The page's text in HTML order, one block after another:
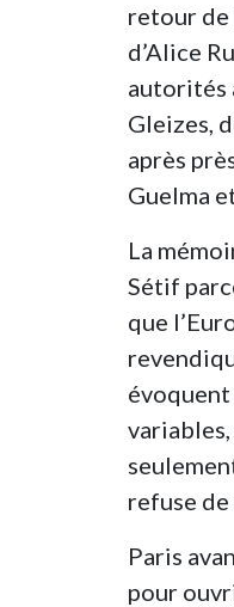
retour de
d’Alice
autorités
Gleizes,
après
Guelma
La
Sétif
que
refuse
Paris
pour